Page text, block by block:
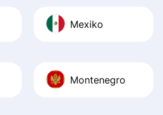
Mexiko
Montenegro